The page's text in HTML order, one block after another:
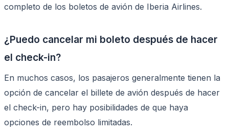
completo de los boletos de avión de Iberia Airlines.
¿Puedo cancelar mi boleto después de hacer
el check-in?
En muchos casos, los pasajeros generalmente tienen la
opción de cancelar el billete de avión después de hacer
el check-in, pero hay posibilidades de que haya
opciones de reembolso limitadas.